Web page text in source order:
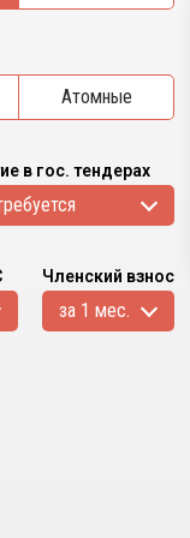
Атомные
в гос. тендерах
Членский взнос
за 1 мес.